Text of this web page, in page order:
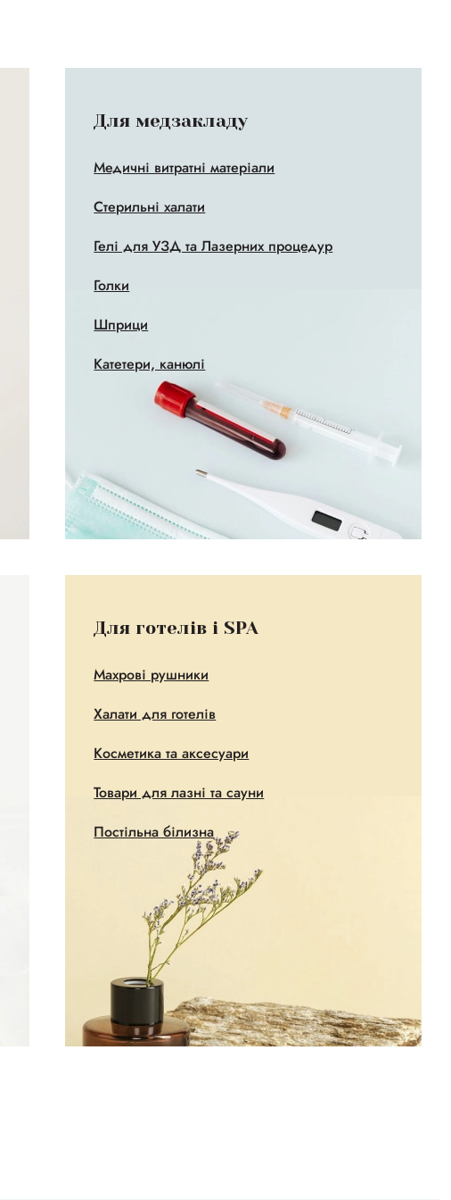
Для медзакладу
Медичні витратні матеріали
Стерильні халати
Гелі для УЗД та Лазерних процедур
Голки
Шприци
Катетери, канюлі
Для готелів і SPA
Махрові рушники
Халати для готелів
Косметика та аксесуари
Товари для лазні та сауни
Постільна білизна